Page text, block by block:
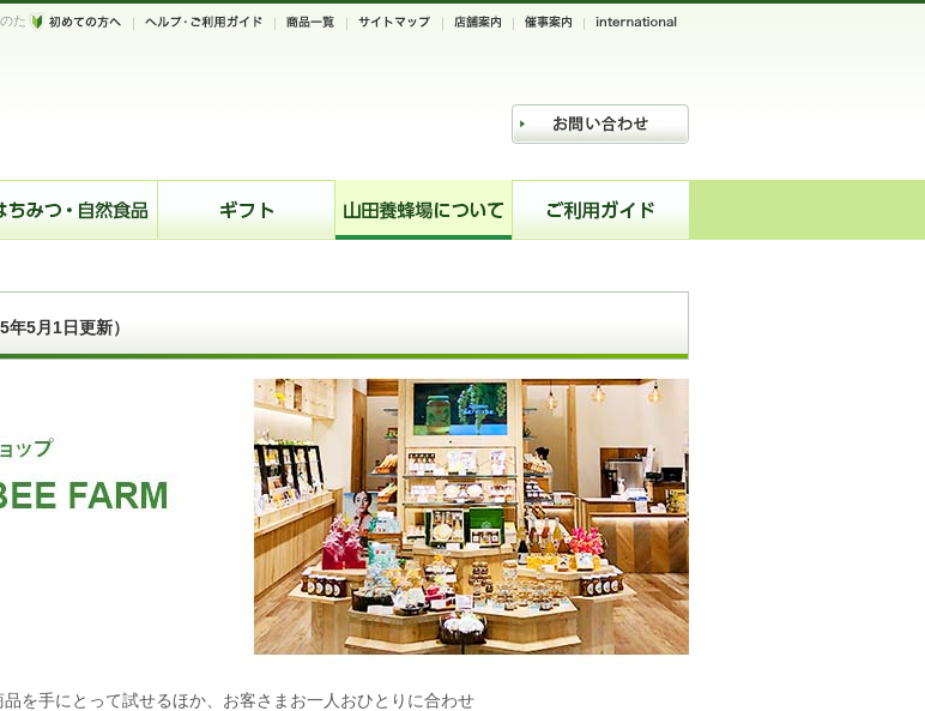
た
年5月1日更新）
を手にとって試せるほか、お客さまお一人おひとりに合わせ